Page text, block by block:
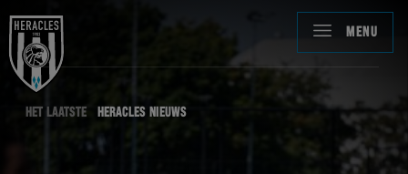
MENU
HET LAATSTE HERACLES NIEUWS